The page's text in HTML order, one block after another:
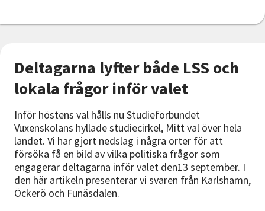
Deltagarna lyfter både LSS och
lokala frågor inför valet
Inför höstens val hålls nu Studieförbundet
Vuxenskolans hyllade studiecirkel, Mitt val över hela
landet. Vi har gjort nedslag i några orter för att
försöka få en bild av vilka politiska frågor som
engagerar deltagarna inför valet den13 september. I
den här artikeln presenterar vi svaren från Karlshamn,
Öckerö och Funäsdalen.